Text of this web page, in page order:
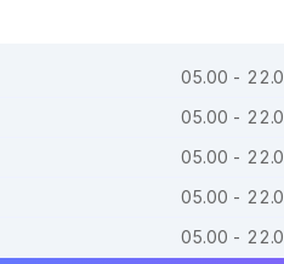
05.00 -
05.00 -
05.00 -
05.00 -
05.00 -